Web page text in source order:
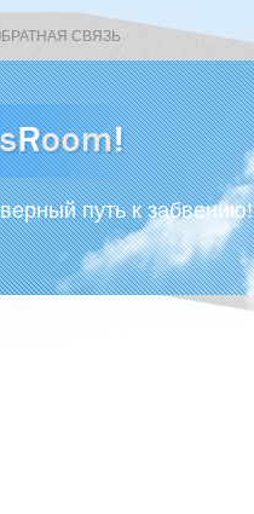
СВЯЗЬ
путь к